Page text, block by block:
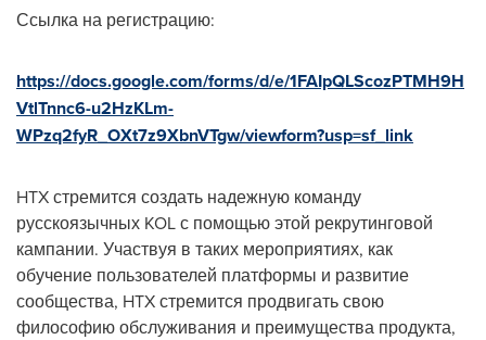
Ссылка на регистрацию:
https://docs.google.com/forms/d/e/1FAIpQLScozPTMH9H
VtlTnnc6-u2HzKLm-
WPzq2fyR_OXt7z9XbnVTgw/viewform?usp=sf_link
HTX стремится создать надежную команду
русскоязычных KOL с помощью этой рекрутинговой
кампании. Участвуя в таких мероприятиях, как
обучение пользователей платформы и развитие
сообщества, HTX стремится продвигать свою
философию обслуживания и преимущества продукта,